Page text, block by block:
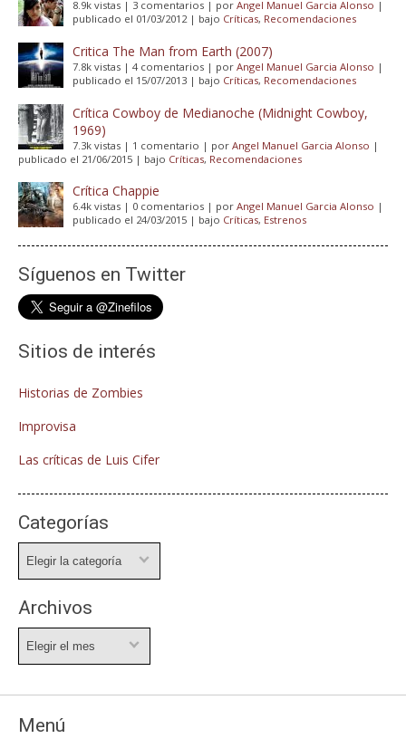
8.9k vistas | 3 comentarios | por Angel Manuel Garcia Alonso |
publicado el 01/03/2012| bajo Críticas, Recomendaciones
Critica The Man from Earth (2007)
7.8k vistas | 4 comentarios | por Angel Manuel Garcia Alonso |
publicado el 15/07/2013 | bajo Críticas, Recomendaciones
Crítica Cowboy de Medianoche (Midnight Cowboy,
1969)
7.3k vistas | 1 comentario | por Angel Manuel Garcia Alonso |
publicado el 21/06/2015 | bajo Críticas, Recomendaciones
Crítica Chappie
6.4k vistas | 0 comentarios | por Angel Manuel Garcia Alonso |
publicado el 24/03/2015 | bajo Críticas, Estrenos
Síguenos en Twitter
Sitios de interés
Historias de Zombies
Improvisa
Las críticas de Luis Cifer
Categorías
Archivos
Menú